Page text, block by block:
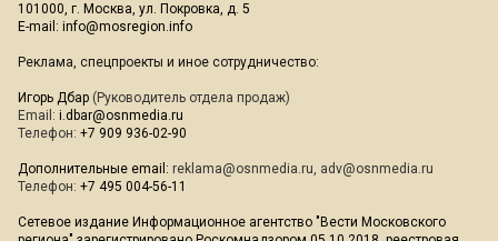
101000, г. Москва, ул. Покровка, д. 5
E-mail: info@mosregion.info
Реклама, спецпроекты и иное сотрудничество:
Игорь Дбар (Руководитель отдела продаж)
Email: i.dbar@osnmedia.ru
Телефон: +7 909 936-02-90
Дополнительные email: reklama@osnmedia.ru, adv@osnmedia.ru
Телефон: +7 495 004-56-11
Сетевое издание Информационное агентство "Вести Московского